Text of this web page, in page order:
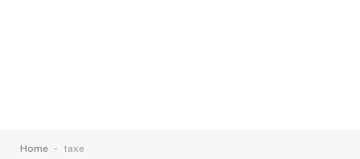
Home - taxe